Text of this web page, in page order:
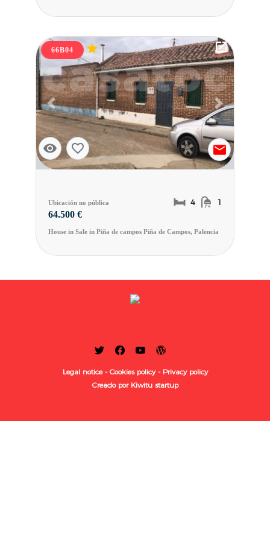
Previous slide Next slide
66B04
Ubicación no pública
64.500 €
4 1
House in Sale in Piña de campos Piña de Campos, Palencia
Legal notice -Cookies policy -Privacy policy
Creado por Kiwitu startup